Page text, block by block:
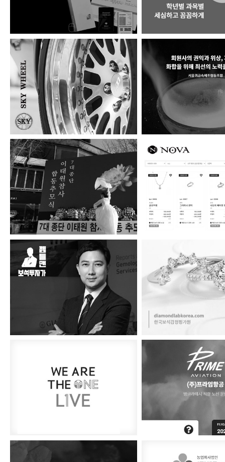
스카이휠 서울귀금속제조협
(사)한국종교지도자협… NOVA 주얼리
보석왕 젬틀맨 한국보석감정평
뉴스킨 라이브 프라임항공